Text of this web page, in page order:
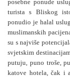
posebne ponude
turista s Bliskog
ponudio je halal
muslimanskih
su s najviše
svjetskim
putuju, puno troše,
katove hotela, čak i